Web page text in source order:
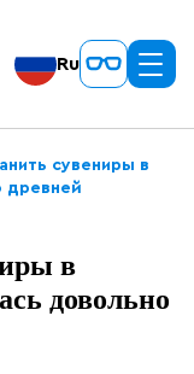
Ru
сувениры в
древней
в
довольно